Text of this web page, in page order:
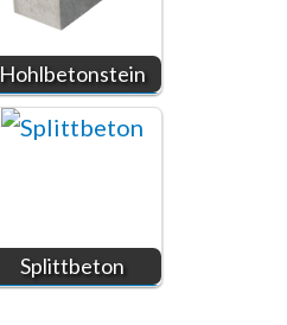
Hohlbetonstein
Splittbeton